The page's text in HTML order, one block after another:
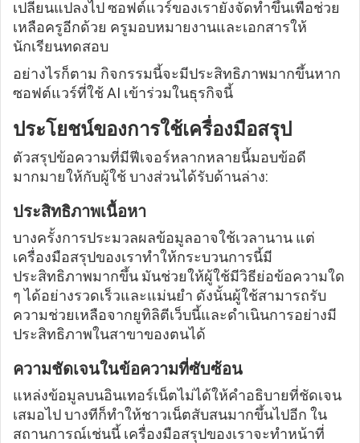
เปลี่ยนแปลงไป ซอฟต์แวร์ของเรายังจัดทำขึ้นเพื่อช่วย
เหลือครูอีกด้วย ครูมอบหมายงานและเอกสารให้
นักเรียนทดสอบ
อย่างไรก็ตาม กิจกรรมนี้จะมีประสิทธิภาพมากขึ้นหาก
ซอฟต์แวร์ที่ใช้ AI เข้าร่วมในธุรกิจนี้
ประโยชน์ของการใช้เครื่องมือสรุป
ตัวสรุปข้อความที่มีฟีเจอร์หลากหลายนี้มอบข้อดี
มากมายให้กับผู้ใช้ บางส่วนได้รับด้านล่าง:
ประสิทธิภาพเนื้อหา
บางครั้งการประมวลผลข้อมูลอาจใช้เวลานาน แต่
เครื่องมือสรุปของเราทำให้กระบวนการนี้มี
ประสิทธิภาพมากขึ้น มันช่วยให้ผู้ใช้มีวิธีย่อข้อความใด
ๆ ได้อย่างรวดเร็วและแม่นยำ ดังนั้นผู้ใช้สามารถรับ
ความช่วยเหลือจากยูทิลิตีเว็บนี้และดำเนินการอย่างมี
ประสิทธิภาพในสาขาของตนได้
ความชัดเจนในข้อความที่ซับซ้อน
แหล่งข้อมูลบนอินเทอร์เน็ตไม่ได้ให้คำอธิบายที่ชัดเจน
เสมอไป บางทีก็ทำให้ชาวเน็ตสับสนมากขึ้นไปอีก ใน
สถานการณ์เช่นนี้ เครื่องมือสรุปของเราจะทำหน้าที่